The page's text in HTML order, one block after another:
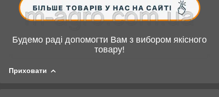
Будемо раді допомогти Вам з вибором якісного
товару!
Приховати